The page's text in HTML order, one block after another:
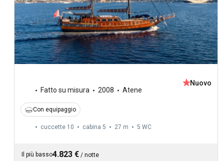
Fatto su misura 2008 Atene
Nuovo
Con equipaggio
cuccette 10 cabina 5 27 m 5 WC
Il più basso4.823 € / notte